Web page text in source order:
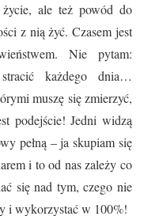
ale też powód do
z nią żyć. Czasem jest
Nie pytam:
każdego dnia…
muszę się zmierzyć,
podejście! Jedni widzą
pełną – ja skupiam się
i to od nas zależy co
się nad tym, czego nie
i wykorzystać w 100%!